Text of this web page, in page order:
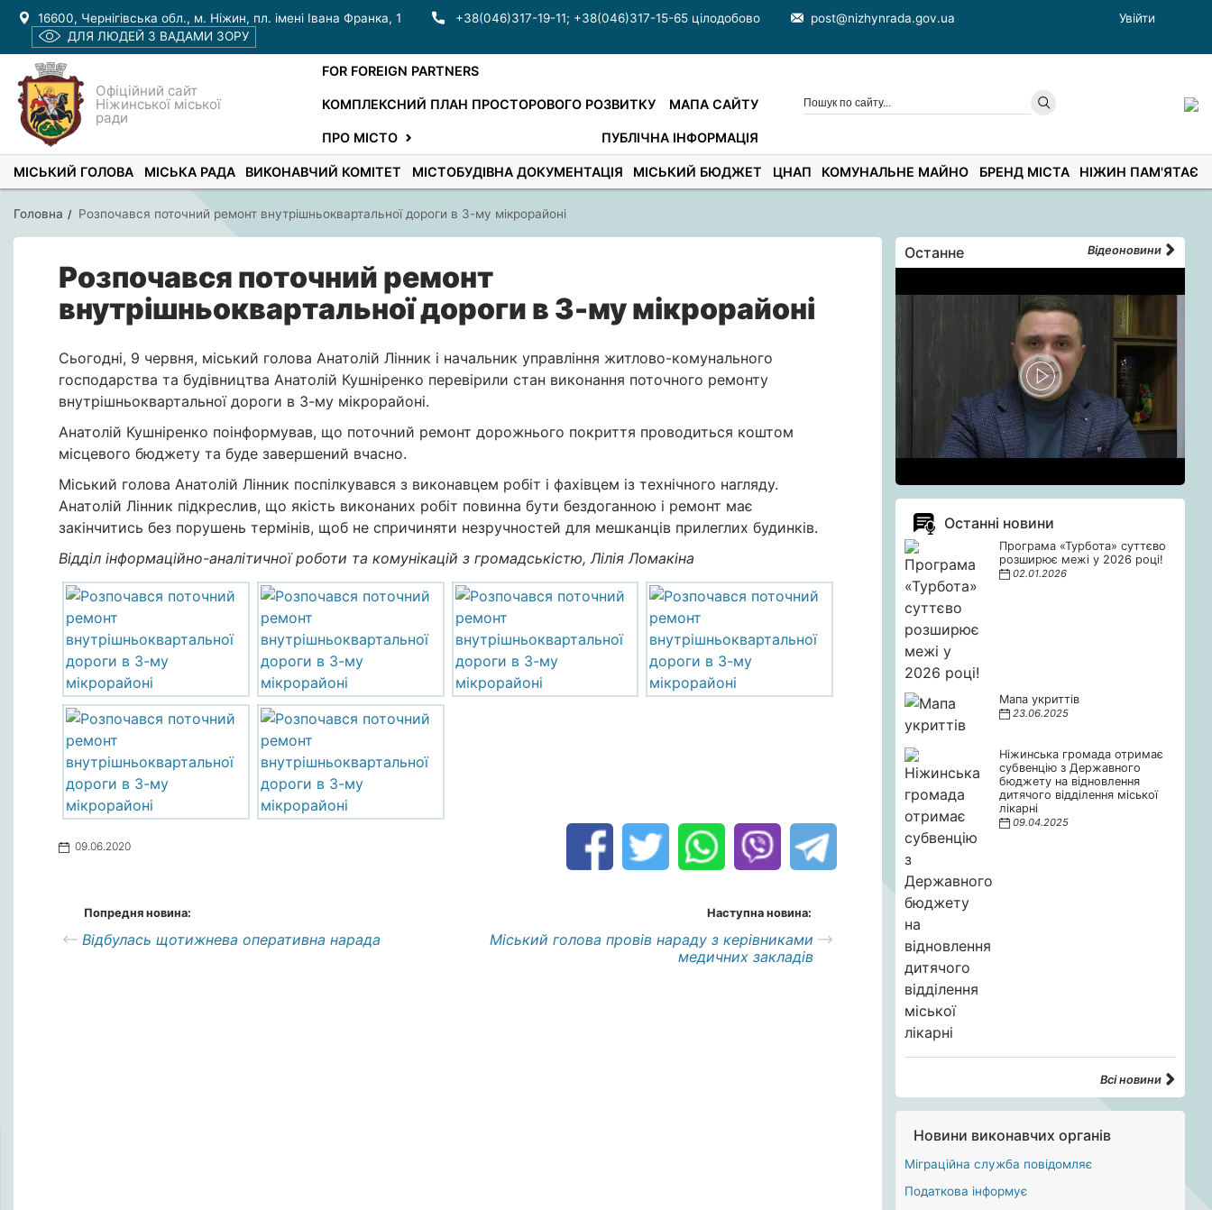
16600, Чернігівська обл., м. Ніжин, пл. імені Івана Франка, 1 +38(046)317-19-11; +38(046)317-15-65 цілодобово post@nizhynrada.gov.ua
Увійти
ДЛЯ ЛЮДЕЙ З ВАДАМИ ЗОРУ
Офіційний сайт
Ніжинської міської
ради
FOR FOREIGN PARTNERS
КОМПЛЕКСНИЙ ПЛАН ПРОСТОРОВОГО РОЗВИТКУ МАПА САЙТУ
ПРО МІСТО ПУБЛІЧНА ІНФОРМАЦІЯ
МІСЬКИЙ ГОЛОВА МІСЬКА РАДА ВИКОНАВЧИЙ КОМІТЕТ МІСТОБУДІВНА ДОКУМЕНТАЦІЯ МІСЬКИЙ БЮДЖЕТ ЦНАП КОМУНАЛЬНЕ МАЙНО БРЕНД МІСТА НІЖИН ПАМ'ЯТАЄ
Головна Розпочався поточний ремонт внутрішньоквартальної дороги в 3-му мікрорайоні
Розпочався поточний ремонт
внутрішньоквартальної дороги в 3-му мікрорайоні
Сьогодні, 9 червня, міський голова Анатолій Лінник і начальник управління житлово-комунального
господарства та будівництва Анатолій Кушніренко перевірили стан виконання поточного ремонту
внутрішньоквартальної дороги в 3-му мікрорайоні.
Анатолій Кушніренко поінформував, що поточний ремонт дорожнього покриття проводиться коштом
місцевого бюджету та буде завершений вчасно.
Міський голова Анатолій Лінник поспілкувався з виконавцем робіт і фахівцем із технічного нагляду.
Анатолій Лінник підкреслив, що якість виконаних робіт повинна бути бездоганною і ремонт має
закінчитись без порушень термінів, щоб не спричиняти незручностей для мешканців прилеглих будинків.
Відділ інформаційно-аналітичної роботи та комунікацій з громадськістю, Лілія Ломакіна
09.06.2020
Попредня новина:
Відбулась щотижнева оперативна нарада
Наступна новина:
Міський голова провів нараду з керівниками
медичних закладів
Останне Відеоновини
Останні новини
Програма «Турбота» суттєво
розширює межі у 2026 році!
02.01.2026
Мапа укриттів
23.06.2025
Ніжинська громада отримає
субвенцію з Державного
бюджету на відновлення
дитячого відділення міської
лікарні
09.04.2025
Всі новини
Новини виконавчих органів
Міграційна служба повідомляє
Податкова інформує